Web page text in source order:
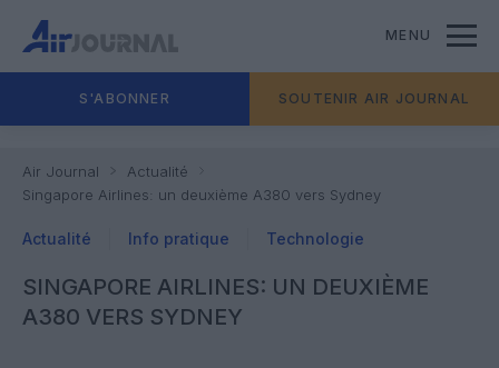
MENU
S'ABONNER SOUTENIR AIR JOURNAL
Air Journal
Actualité
Singapore Airlines: un deuxième A380 vers Sydney
Actualité Info pratique Technologie
SINGAPORE AIRLINES: UN DEUXIÈME
A380 VERS SYDNEY